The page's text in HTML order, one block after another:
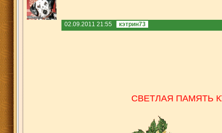
02.09.2011 21:55 кэтрин73
СВЕТЛАЯ ПАМЯТЬ